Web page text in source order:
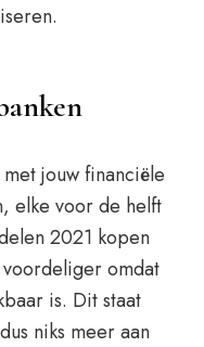
jouw financiële
elke voor de helft
2021 kopen
omdat
is. Dit staat
niks meer aan